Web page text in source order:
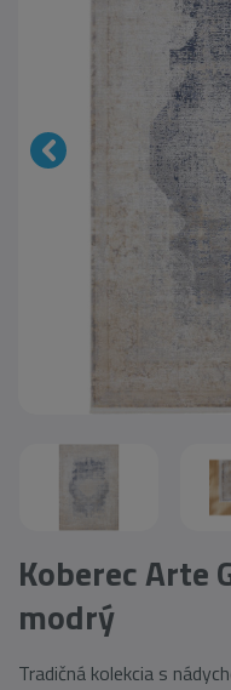
Koberec Arte
modrý
Tradičná kolekcia s